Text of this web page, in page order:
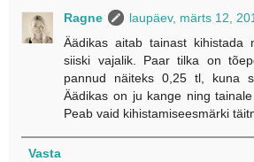
Ragne
laupäev, märts 12,
Äädikas aitab tainast kihistada
siiski vajalik. Paar tilka on
pannud näiteks 0,25 tl, kuna
Äädikas on ju kange ning
Peab vaid kihistamiseesmärki
Vasta